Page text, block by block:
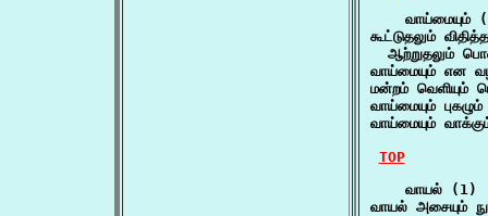
வாய்மையும்
கூட்டுதலும்
ஆற்றுதலும்
வாய்மையும் என
மன்றம் வெளியும்
வாய்மையும்
வாய்மையும்
TOP
    வாயல் (1)
வாயல் அசையும்